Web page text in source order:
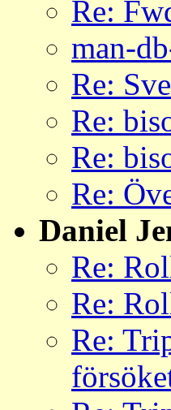
Re:
man-
Re:
Re:
Re:
Re:
Daniel
Re:
Re:
Re: